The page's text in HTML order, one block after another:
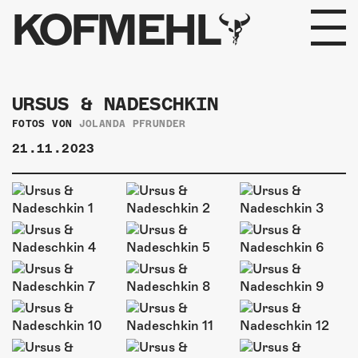
KOFMEHL
PROGRAMM
FABRIKGEFLÜSTER
GALERIE
FOTOGALERIE
PHOTOMAT
INFOS
KONTAKT
URSUS & NADESCHKIN
FOTOS VON JOLANDA PFRUNDER
21.11.2023